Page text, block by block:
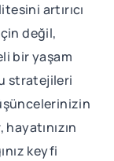
artırıcı
değil,
bir yaşam
stratejileri
keyfi